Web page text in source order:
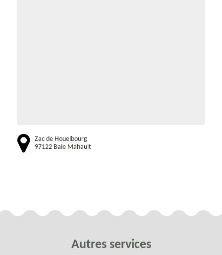
Zac de Houelbourg
97122 Baie Mahault
Autres services